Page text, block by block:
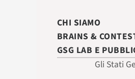
CHI SIAMO
BRAINS &
GSG LAB E
Gli Stati